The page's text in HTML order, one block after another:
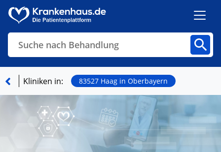
Suche nach Behandlung
Finden
Kliniken in: 83527 Haag in Oberbayern